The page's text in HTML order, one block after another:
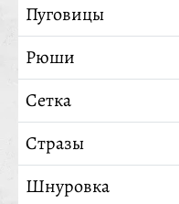
Пуговицы
Рюши
Сетка
Стразы
Шнуровка